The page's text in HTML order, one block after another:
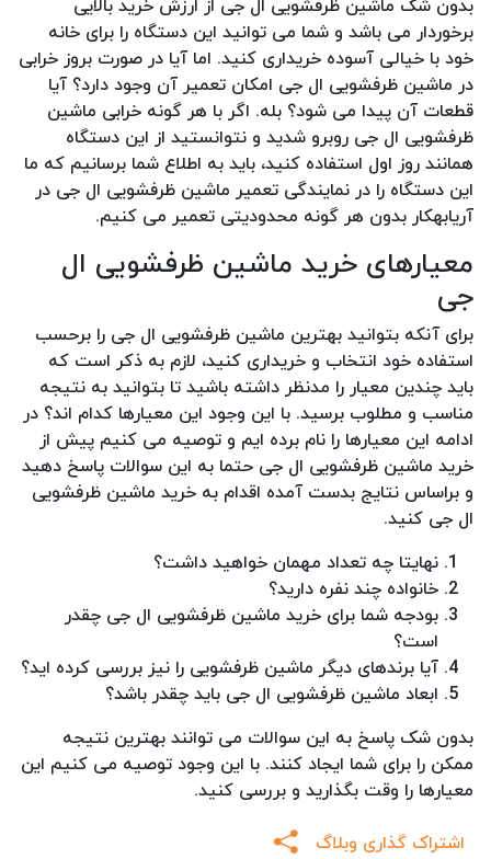
برخوردار می باشد و شما می توانید این دستگاه را برای خانه
خود با خیالی آسوده خریداری کنید. اما آیا در صورت بروز خرابی
در ماشین ظرفشویی ال جی امکان تعمیر آن وجود دارد؟ آیا
قطعات آن پیدا می شود؟ بله. اگر با هر گونه خرابی ماشین
ظرفشویی ال جی روبرو شدید و نتوانستید از این دستگاه
همانند روز اول استفاده کنید، باید به اطلاع شما برسانیم که ما
این دستگاه را در نمایندگی تعمیر ماشین ظرفشویی ال جی در
آریابهکار بدون هر گونه محدودیتی تعمیر می کنیم.
معیارهای خرید ماشین ظرفشویی ال
جی
برای آنکه بتوانید بهترین ماشین ظرفشویی ال جی را برحسب
استفاده خود انتخاب و خریداری کنید، لازم به ذکر است که
باید چندین معیار را مدنظر داشته باشید تا بتوانید به نتیجه
مناسب و مطلوب برسید. با این وجود این معیارها کدام اند؟ در
ادامه این معیارها را نام برده ایم و توصیه می کنیم پیش از
خرید ماشین ظرفشویی ال جی حتما به این سوالات پاسخ دهید
و براساس نتایج بدست آمده اقدام به خرید ماشین ظرفشویی
ال جی کنید.
نهایتا چه تعداد مهمان خواهید داشت؟
خانواده چند نفره دارید؟
بودجه شما برای خرید ماشین ظرفشویی ال جی چقدر
است؟
آیا برندهای دیگر ماشین ظرفشویی را نیز بررسی کرده اید؟
ابعاد ماشین ظرفشویی ال جی باید چقدر باشد؟
بدون شک پاسخ به این سوالات می توانند بهترین نتیجه
ممکن را برای شما ایجاد کنند. با این وجود توصیه می کنیم این
معیارها را وقت بگذارید و بررسی کنید.
اشتراک گذاری وبلاگ